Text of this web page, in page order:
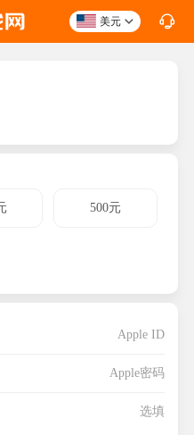
美元
500元